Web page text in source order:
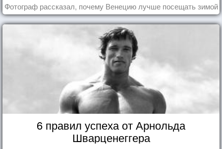
Фотограф рассказал, почему Венецию лучше посещать зимой
6 правил успеха от Арнольда
Шварценеггера